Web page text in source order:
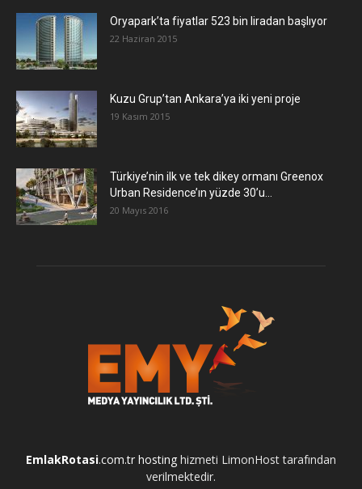
Oryapark’ta fiyatlar 523 bin liradan başlıyor
22 Haziran 2015
​Kuzu Grup’tan Ankara’ya iki yeni proje
19 Kasım 2015
Türkiye’nin ilk ve tek dikey ormanı Greenox
Urban Residence’ın yüzde 30’u...
20 Mayıs 2016
EmlakRotasi.com.tr hosting hizmeti LimonHost tarafından
verilmektedir.